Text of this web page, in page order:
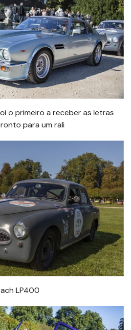
o primeiro a receber as letras
para um rali
LP400